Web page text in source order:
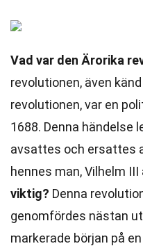
Vad var den Ärorika
revolutionen, även
revolutionen, var en
1688. Denna händelse
avsattes och ersattes
hennes man, Vilhelm III
viktig? Denna
genomfördes nästan
markerade början på